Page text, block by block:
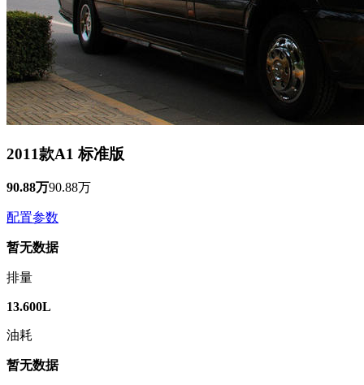
2011款A1 标准版
90.88万90.88万
配置参数
暂无数据
排量
13.600L
油耗
暂无数据